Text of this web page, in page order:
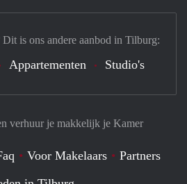
verhuur je makkelijk je Kamer
Voor Makelaars
Partners
is ons andere aanbod in Tilburg:
Appartementen Studio's